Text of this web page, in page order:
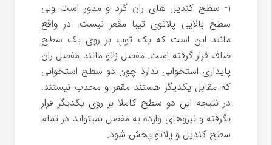
۱- سطح کندیل های ران گرد و مدور است ولی
سطح بالایی پلاتوی تیبا مقعر نیست. در واقع
مانند این است که یک توپ بر روی یک سطح
صاف قرار گرفته است. مفصل زانو مانند مفصل ران
پایداری استخوانی ندارد چون دو سطح استخوانی
که مقابل یکدیگر هستند مقعر و محدب نیستند.
در نتیجه این دو سطح کاملا بر روی یکدیگر قرار
نگرفته و نیروهای وارده به مفصل نمیتواند در تمام
سطح کندیل و پلاتو پخش شود.